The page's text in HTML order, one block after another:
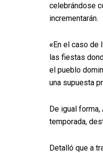
celebrándose
incrementarán.
«En el caso de
las fiestas
el pueblo
una supuesta
De igual forma,
temporada,
Detalló que a